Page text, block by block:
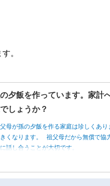
。
夕飯を作っています。家計
しょうか？
母が孫の夕飯を作る家庭は珍しくあ
くなります。 祖父母だから無償で協
話し合うことが大切です。